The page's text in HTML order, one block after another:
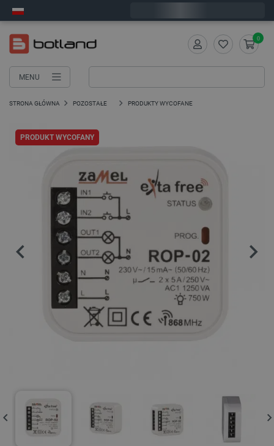
MENU
0
STRONA GŁÓWNA POZOSTAŁE PRODUKTY WYCOFANE
PRODUKT WYCOFANY